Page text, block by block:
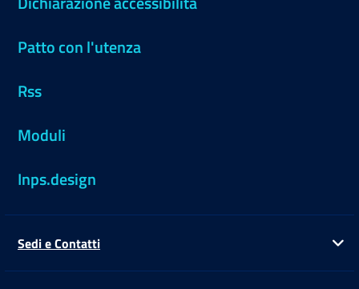
Patto con l'utenza
Rss
Moduli
Inps.design
Sedi e Contatti